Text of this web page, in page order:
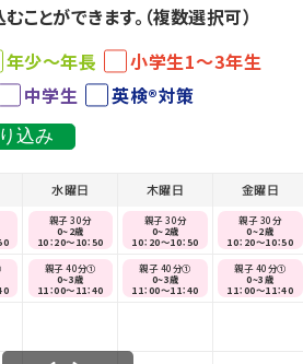
ことができます。（複数選択可）
年少～年長
小学生1～3年生
中学生
英検®対策
込み
水曜日
親子 30分
0~2歳
10：20～10：50
親子 40分①
0~3歳
11：00～11：40
木曜日
親子 30分
0~2歳
10：20～10：50
親子 40分①
0~3歳
11：00～11：40
金曜日
親子 30分
0~2歳
10：20～10：50
親子 40分①
0~3歳
11：00～11：40